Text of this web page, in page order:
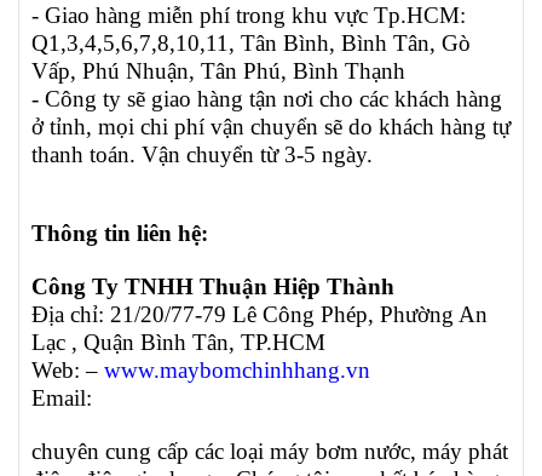
- Giao hàng miễn phí trong khu vực Tp.HCM:
Q1,3,4,5,6,7,8,10,11, Tân Bình, Bình Tân, Gò
Vấp, Phú Nhuận, Tân Phú, Bình Thạnh
- Công ty sẽ giao hàng tận nơi cho các khách hàng
ở tỉnh, mọi chi phí vận chuyển sẽ do khách hàng tự
thanh toán. Vận chuyển từ 3-5 ngày.
Thông tin liên hệ:
Công Ty TNHH Thuận Hiệp Thành
Địa chỉ: 21/20/77-79 Lê Công Phép, Phường An
Lạc , Quận Bình Tân, TP.HCM
Web: – www.maybomchinhhang.vn
Email:
chuyên cung cấp các loại máy bơm nước, máy phát